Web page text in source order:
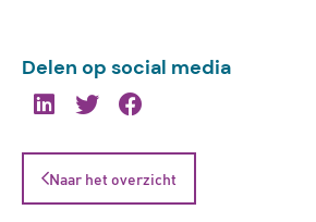
Delen op social media
Naar het overzicht